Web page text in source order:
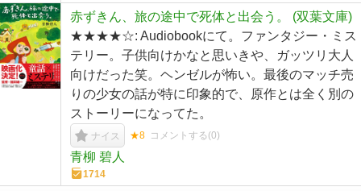
赤ずきん、旅の途中で死体と出会う。 (双葉文庫)
★★★★☆: Audiobookにて。ファンタジー・ミス
テリー。子供向けかなと思いきや、ガッツリ大人
向けだった笑。ヘンゼルが怖い。最後のマッチ売
りの少女の話が特に印象的で、原作とは全く別の
ストーリーになってた。
ナイス ★8 コメントする(0)
青柳 碧人
1714